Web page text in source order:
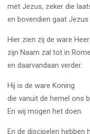
met Jezus, zeker die
en bovendien gaat
Hier zien zij de ware
zijn Naam zal tot in
en daarvandaan verder.
Hij is de ware Koning
die vanuit de hemel ons
En wij mogen het doen.
En de discipelen